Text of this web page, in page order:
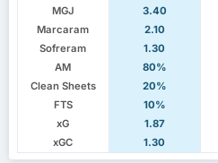
MGJ
3.40
Marcaram
2.10
Sofreram
1.30
AM
80%
Clean Sheets
20%
FTS
10%
xG
1.87
xGC
1.30